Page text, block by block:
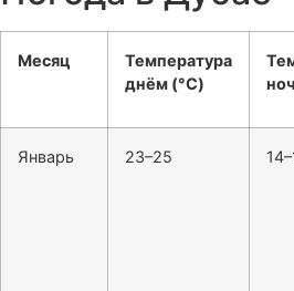
Месяц
Температура
днём (°C)
Январь 23–25